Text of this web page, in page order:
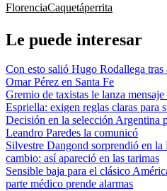
FlorenciaCaquetáperrita
Le puede interesar
Con esto salió Hugo Rodallega tras
Omar Pérez en Santa Fe
Gremio de taxistas le lanza
Espriella: exigen reglas claras para
Decisión en la selección Argentina
Leandro Paredes la comunicó
Silvestre Dangond sorprendió en
cambio: así apareció en las tarimas
Sensible baja para el clásico
parte médico prende alarmas